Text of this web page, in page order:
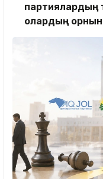
партиялардың
олардың